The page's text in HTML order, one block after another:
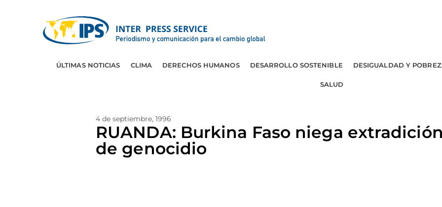
ÚLTIMAS NOTICIAS CLIMA DERECHOS HUMANOS DESARROLLO SOSTENIBLE DESIGUALDAD Y
SALUD
4 de septiembre, 1996
RUANDA: Burkina Faso niega
de genocidio